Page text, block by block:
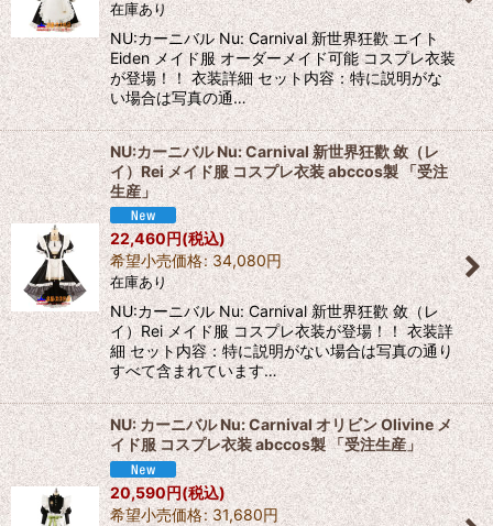
在庫あり
NU:カーニバル Nu: Carnival 新世界狂歡 エイト
Eiden メイド服 オーダーメイド可能 コスプレ衣装
が登場！！ 衣装詳細 セット内容：特に説明がな
い場合は写真の通…
NU:カーニバル Nu: Carnival 新世界狂歡 敛（レ
イ）Rei メイド服 コスプレ衣装 abccos製 「受注
生産」
22,460円(税込)
希望小売価格: 34,080円
在庫あり
NU:カーニバル Nu: Carnival 新世界狂歡 敛（レ
イ）Rei メイド服 コスプレ衣装が登場！！ 衣装詳
細 セット内容：特に説明がない場合は写真の通り
すべて含まれています…
NU: カーニバル Nu: Carnival オリビン Olivine メ
イド服 コスプレ衣装 abccos製 「受注生産」
20,590円(税込)
希望小売価格: 31,680円